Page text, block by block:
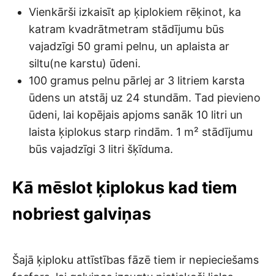
Vienkārši izkaisīt ap ķiplokiem rēķinot, ka
katram kvadrātmetram stādījumu būs
vajadzīgi 50 grami pelnu, un aplaista ar
siltu(ne karstu) ūdeni.
100 gramus pelnu pārlej ar 3 litriem karsta
ūdens un atstāj uz 24 stundām. Tad pievieno
ūdeni, lai kopējais apjoms sanāk 10 litri un
laista ķiplokus starp rindām. 1 m² stādījumu
būs vajadzīgi 3 litri šķīduma.
Kā mēslot ķiplokus kad tiem
nobriest galviņas
Šajā ķiploku attīstības fāzē tiem ir nepieciešams